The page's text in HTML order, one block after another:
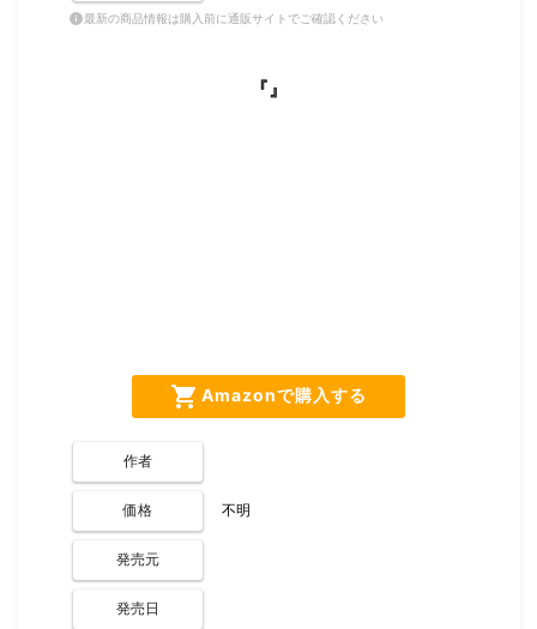
info最新の商品情報は購入前に通販サイトでご確認ください
『』
shopping_cart Amazonで購入する
作者
価格 不明
発売元
発売日